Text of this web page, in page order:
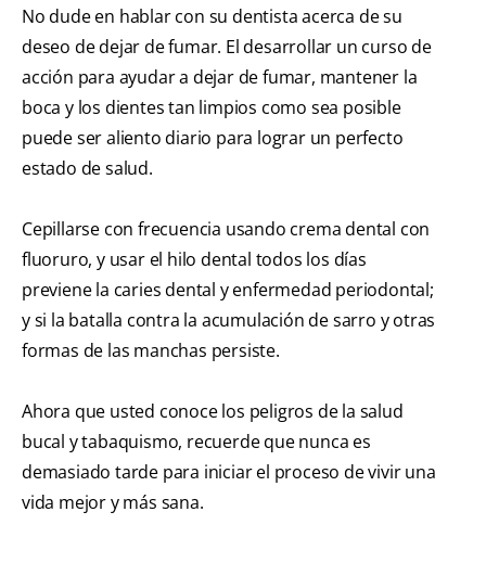
No dude en hablar con su dentista acerca de su
deseo de dejar de fumar. El desarrollar un curso de
acción para ayudar a dejar de fumar, mantener la
boca y los dientes tan limpios como sea posible
puede ser aliento diario para lograr un perfecto
estado de salud.
Cepillarse con frecuencia usando crema dental con
fluoruro, y usar el hilo dental todos los días
previene la caries dental y enfermedad periodontal;
y si la batalla contra la acumulación de sarro y otras
formas de las manchas persiste.
Ahora que usted conoce los peligros de la salud
bucal y tabaquismo, recuerde que nunca es
demasiado tarde para iniciar el proceso de vivir una
vida mejor y más sana.